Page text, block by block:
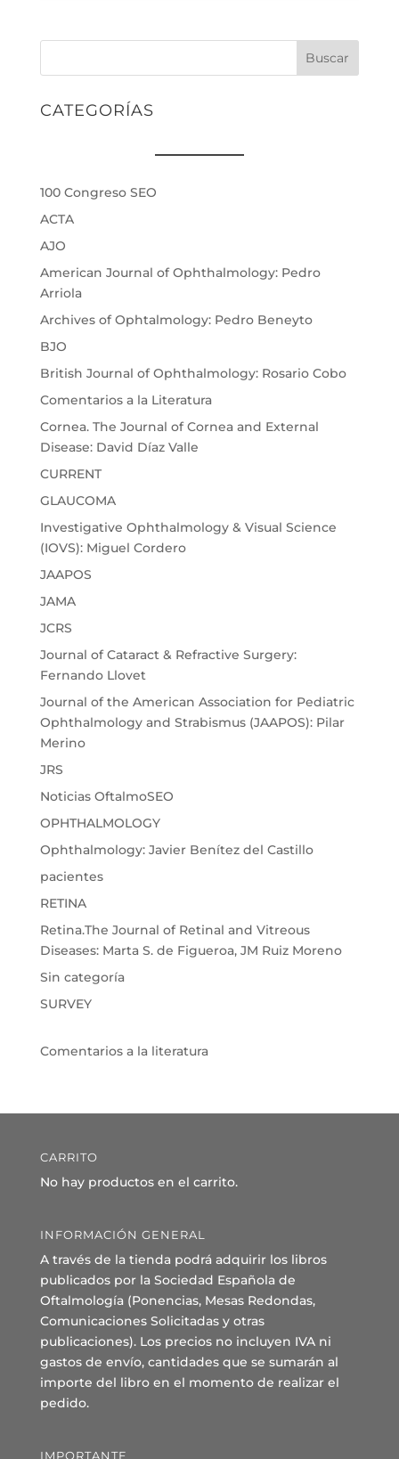
Buscar
CATEGORÍAS
100 Congreso SEO
ACTA
AJO
American Journal of Ophthalmology: Pedro
Arriola
Archives of Ophtalmology: Pedro Beneyto
BJO
British Journal of Ophthalmology: Rosario Cobo
Comentarios a la Literatura
Cornea. The Journal of Cornea and External
Disease: David Díaz Valle
CURRENT
GLAUCOMA
Investigative Ophthalmology & Visual Science
(IOVS): Miguel Cordero
JAAPOS
JAMA
JCRS
Journal of Cataract & Refractive Surgery:
Fernando Llovet
Journal of the American Association for Pediatric
Ophthalmology and Strabismus (JAAPOS): Pilar
Merino
JRS
Noticias OftalmoSEO
OPHTHALMOLOGY
Ophthalmology: Javier Benítez del Castillo
pacientes
RETINA
Retina.The Journal of Retinal and Vitreous
Diseases: Marta S. de Figueroa, JM Ruiz Moreno
Sin categoría
SURVEY
Comentarios a la literatura
CARRITO
No hay productos en el carrito.
INFORMACIÓN GENERAL
A través de la tienda podrá adquirir los libros
publicados por la Sociedad Española de
Oftalmología (Ponencias, Mesas Redondas,
Comunicaciones Solicitadas y otras
publicaciones). Los precios no incluyen IVA ni
gastos de envío, cantidades que se sumarán al
importe del libro en el momento de realizar el
pedido.
IMPORTANTE